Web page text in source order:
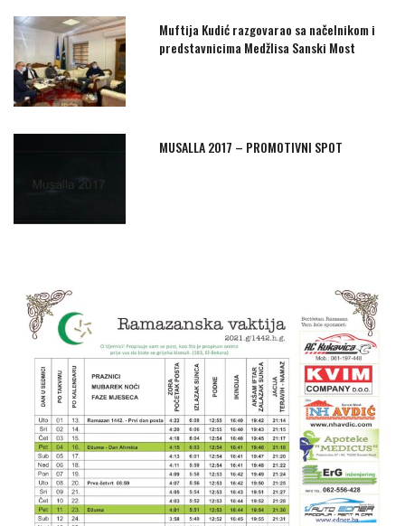
Muftija Kudić razgovarao sa načelnikom i
predstavnicima Medžlisa Sanski Most
MUSALLA 2017 – PROMOTIVNI SPOT